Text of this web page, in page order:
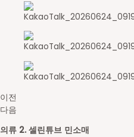
이전
다음
의류 2. 셀린튜브 민소매